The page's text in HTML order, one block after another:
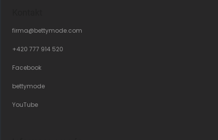
firma@bettymode.com
+420 777 914 520
Facebook
bettymode
YouTube